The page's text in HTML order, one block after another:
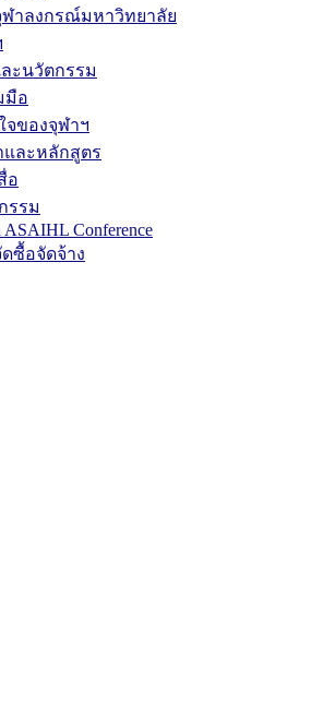
ฬาลงกรณ์มหาวิทยาลัย
ะนวัตกรรม
มือ
จของจุฬาฯ
และหลักสูตร
อ
รรม
ASAIHL Conference
ซื้อจัดจ้าง